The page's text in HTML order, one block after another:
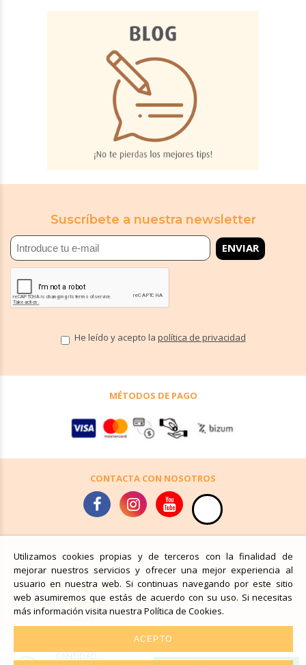
CANTIDAD:
Suscríbete a nuestra newsletter
He leído y acepto la política de privacidad
MÉTODOS DE PAGO
CONTACTA CON NOSOTROS
Identificarse
Quiénes Somos
Envíos y devoluciones
Garantía de compra
Contacto
Aviso Legal
FAQ
Suscríbete a nuestra
newsletter
Utilizamos cookies propias y de terceros con la finalidad de
mejorar nuestros servicios y ofrecer una mejor experiencia al
usuario en nuestra web. Si continuas navegando por este sitio
web asumiremos que estás de acuerdo con su uso. Si necesitas
más información visita nuestra Política de Cookies.
ACEPTO